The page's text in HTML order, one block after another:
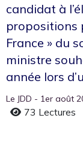
candidat à
propositions
France » du
ministre
année lors
Le JDD - 1er août
73 Lectures